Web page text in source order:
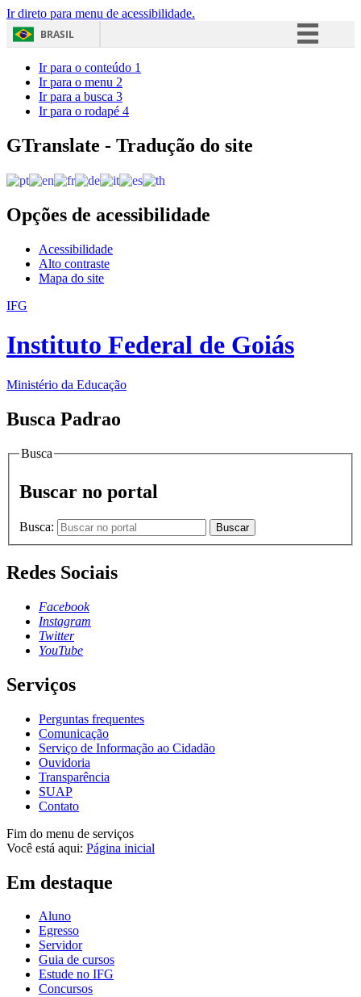
Ir direto para menu de acessibilidade.
BRASIL
Acesso à informação
Ir para o conteúdo 1
Ir para o menu 2
Ir para a busca 3
Ir para o rodapé 4
GTranslate - Tradução do site
Opções de acessibilidade
Acessibilidade
Alto contraste
Mapa do site
IFG
Instituto Federal de Goiás
Ministério da Educação
Busca Padrao
Busca
Buscar no portal
Busca: Buscar
Redes Sociais
Facebook
Instagram
Twitter
YouTube
Serviços
Perguntas frequentes
Comunicação
Serviço de Informação ao Cidadão
Ouvidoria
Transparência
SUAP
Contato
Fim do menu de serviços
Você está aqui: Página inicial
Em destaque
Aluno
Egresso
Servidor
Guia de cursos
Estude no IFG
Concursos